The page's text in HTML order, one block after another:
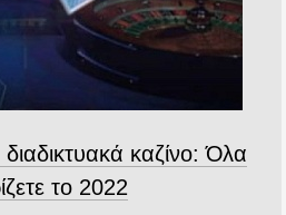
καζίνο: Όλα
το 2022